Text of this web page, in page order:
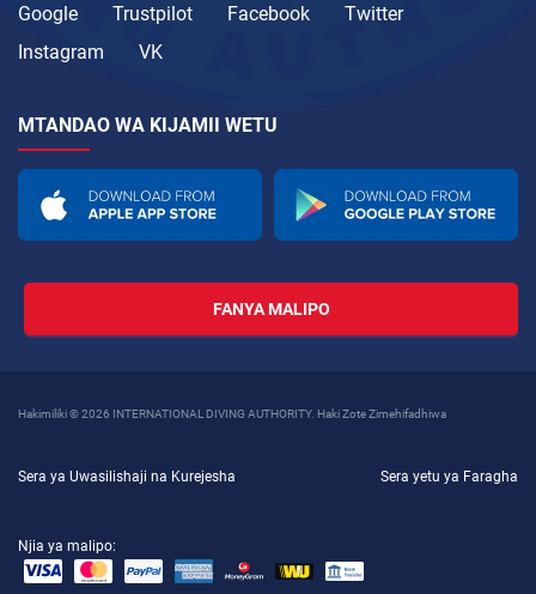
Google Trustpilot Facebook
Twitter
Instagram
VK
MTANDAO WA KIJAMII WETU
FANYA MALIPO
Hakimiliki © 2026 INTERNATIONAL DIVING AUTHORITY. Haki Zote Zimehifadhiwa
Sera ya Uwasilishaji na Kurejesha Sera yetu ya Faragha
Njia ya malipo: